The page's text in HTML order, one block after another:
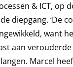
& ICT, op
diepgang. ‘De
want
aan
Marcel